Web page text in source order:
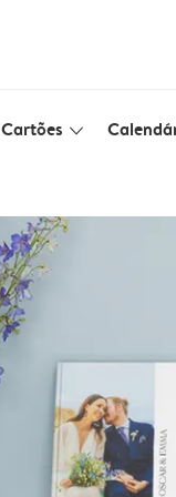
Cartões slim_arrow_down